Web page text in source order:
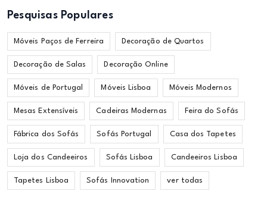
Pesquisas Populares
Móveis Paços de Ferreira Decoração de Quartos
Decoração de Salas Decoração Online
Móveis de Portugal Móveis Lisboa Móveis Modernos
Mesas Extensíveis Cadeiras Modernas Feira do Sofás
Fábrica dos Sofás Sofás Portugal Casa dos Tapetes
Loja dos Candeeiros Sofás Lisboa Candeeiros Lisboa
Tapetes Lisboa Sofás Innovation ver todas